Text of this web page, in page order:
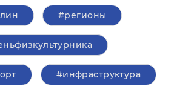
#регионы
#инфраструктура